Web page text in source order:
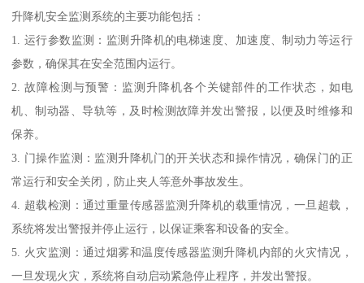
升降机安全监测系统的主要功能包括：
1. 运行参数监测：监测升降机的电梯速度、加速度、制动力等运行
参数，确保其在安全范围内运行。
2. 故障检测与预警：监测升降机各个关键部件的工作状态，如电
机、制动器、导轨等，及时检测故障并发出警报，以便及时维修和
保养。
3. 门操作监测：监测升降机门的开关状态和操作情况，确保门的正
常运行和安全关闭，防止夹人等意外事故发生。
4. 超载检测：通过重量传感器监测升降机的载重情况，一旦超载，
系统将发出警报并停止运行，以保证乘客和设备的安全。
5. 火灾监测：通过烟雾和温度传感器监测升降机内部的火灾情况，
一旦发现火灾，系统将自动启动紧急停止程序，并发出警报。